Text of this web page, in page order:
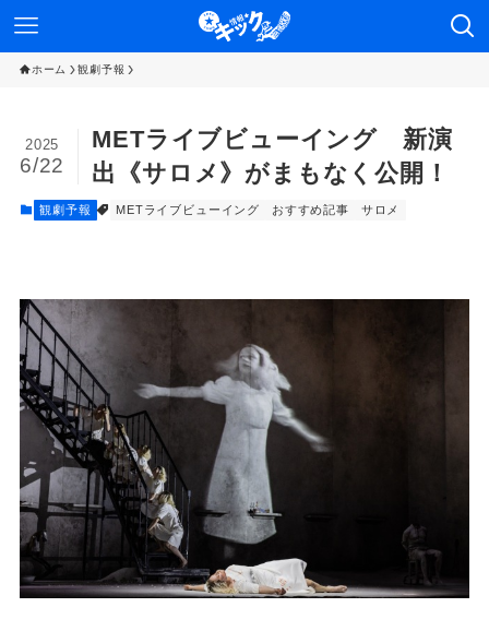
ホーム 観劇予報
METライブビューイング 新演
出《サロメ》がまもなく公開！
2025
6/22
観劇予報 METライブビューイング おすすめ記事 サロメ